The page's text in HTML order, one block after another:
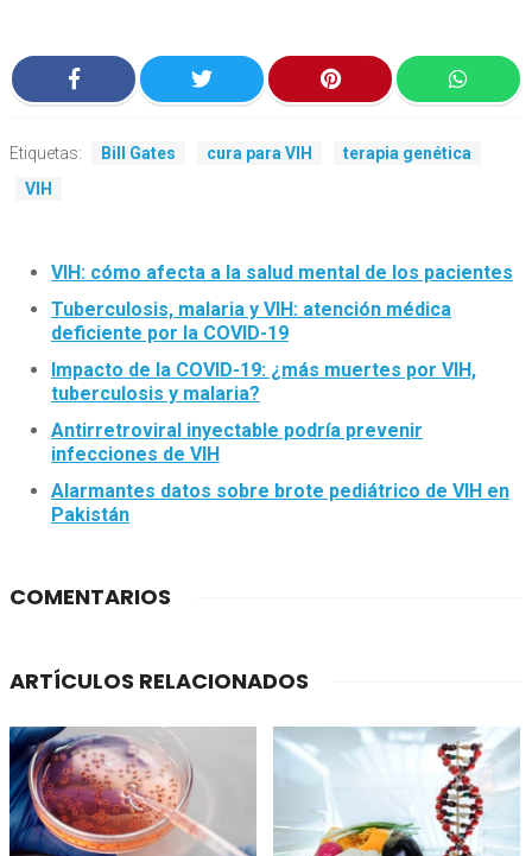
Etiquetas: Bill Gates cura para VIH
terapia genética
VIH
VIH: cómo afecta a la salud mental de los pacientes
Tuberculosis, malaria y VIH: atención médica
deficiente por la COVID-19
Impacto de la COVID-19: ¿más muertes por VIH,
tuberculosis y malaria?
Antirretroviral inyectable podría prevenir
infecciones de VIH
Alarmantes datos sobre brote pediátrico de VIH en
Pakistán
COMENTARIOS
ARTÍCULOS RELACIONADOS